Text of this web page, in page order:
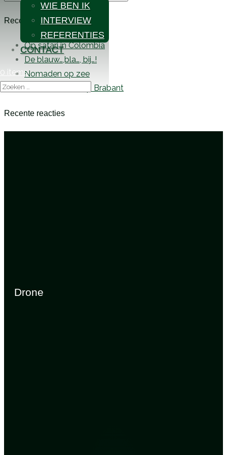
WIE BEN IK
INTERVIEW
REFERENTIES
CONTACT
0 items
Recente berichten
Op safari in Colombia
De blauw…,bla…, bij…!
Nomaden op zee
Interview Omroep Brabant
Recente reacties
Drone